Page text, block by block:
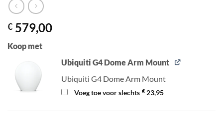
€ 579,00
Koop met
Ubiquiti G4 Dome Arm Mount
Ubiquiti G4 Dome Arm Mount
Voeg toe voor slechts € 23,95